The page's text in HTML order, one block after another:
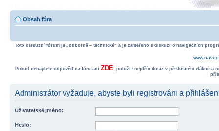
Obsah fóra
Toto diskuzní fórum je „odborně – technické“ a je zaměřeno k diskuzi o navigačních
Pokud nenajdete odpověď na fóru ani ZDE, položte nejdřív dotaz v příslušném vlákně a
Administrátor vyžaduje, abyste byli registrováni a
Uživatelské jméno:
Heslo: